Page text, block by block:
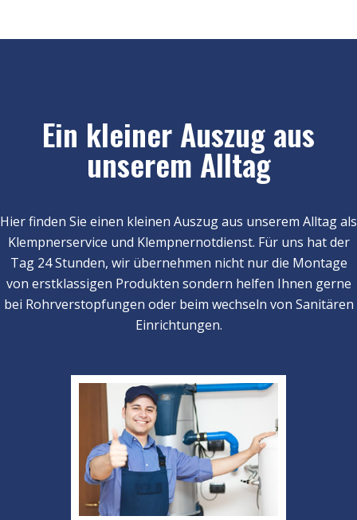
Ein kleiner Auszug aus
unserem Alltag
Hier finden Sie einen kleinen Auszug aus unserem Alltag als
Klempnerservice und Klempnernotdienst. Für uns hat der
Tag 24 Stunden, wir übernehmen nicht nur die Montage
von erstklassigen Produkten sondern helfen Ihnen gerne
bei Rohrverstopfungen oder beim wechseln von Sanitären
Einrichtungen.